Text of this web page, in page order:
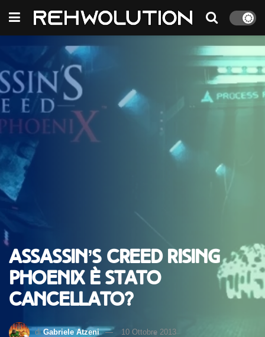
Assassin’s Creed Rising
Phoenix è stato
cancellato?
di Gabriele Atzeni 10 Ottobre 2013